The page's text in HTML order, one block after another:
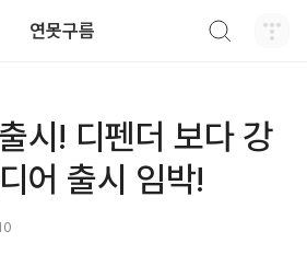
연못구름
시! 디펜더 보다 강
어 출시 임박!